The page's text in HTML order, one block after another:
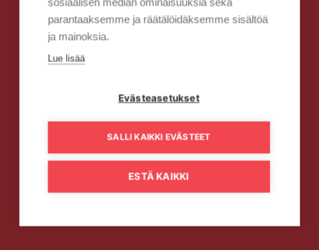
parantaaksemme ja räätälöidäksemme sisältöä
ja mainoksia.
Lue lisää
Evästeasetukset
SALLI KAIKKI EVÄSTEET
ESTÄ KAIKKI